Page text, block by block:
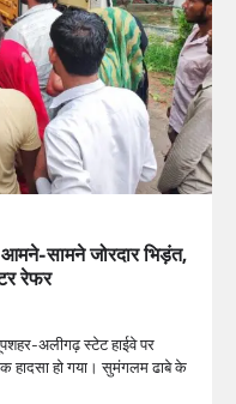
सामने जोरदार भिड़ंत,
रेफर​
अलीगढ़ स्टेट हाईवे पर
हादसा हो गया। सुमंगलम ढाबे के